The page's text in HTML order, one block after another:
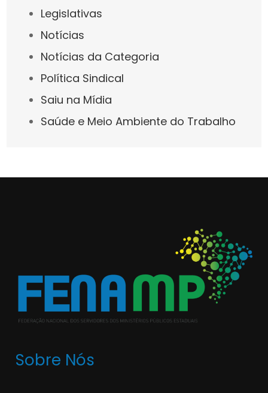
Legislativas
Notícias
Notícias da Categoria
Política Sindical
Saiu na Mídia
Saúde e Meio Ambiente do Trabalho
Sobre Nós